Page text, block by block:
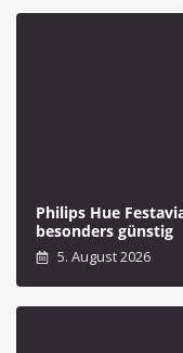
Philips Hue
besonders günstig
5. August 2026